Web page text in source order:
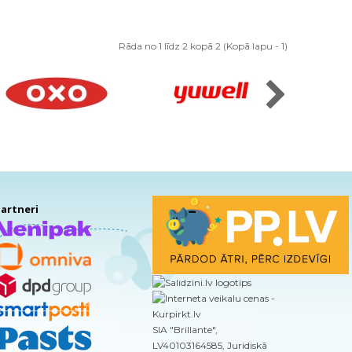
Rāda no 1 līdz 2 kopā 2 (Kopā lapu - 1)
SIA "Brillante",
LV40103164585, Juridiskā